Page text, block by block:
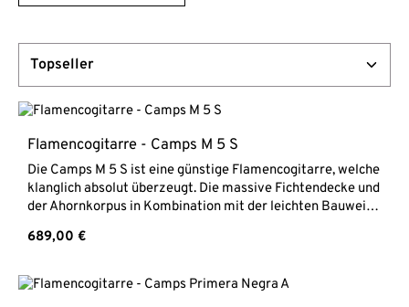
Flamencogitarre - Camps M 5 S
Die Camps M 5 S ist eine günstige Flamencogitarre, welche
klanglich absolut überzeugt. Die massive Fichtendecke und
der Ahornkorpus in Kombination mit der leichten Bauweise
Ansprache. Durch die niedrige Saitenlage ist sie sehr
Spieltechnik. Außerdem besitzt sie einen Halsspannstab,
Regulärer Preis:
689,00 €